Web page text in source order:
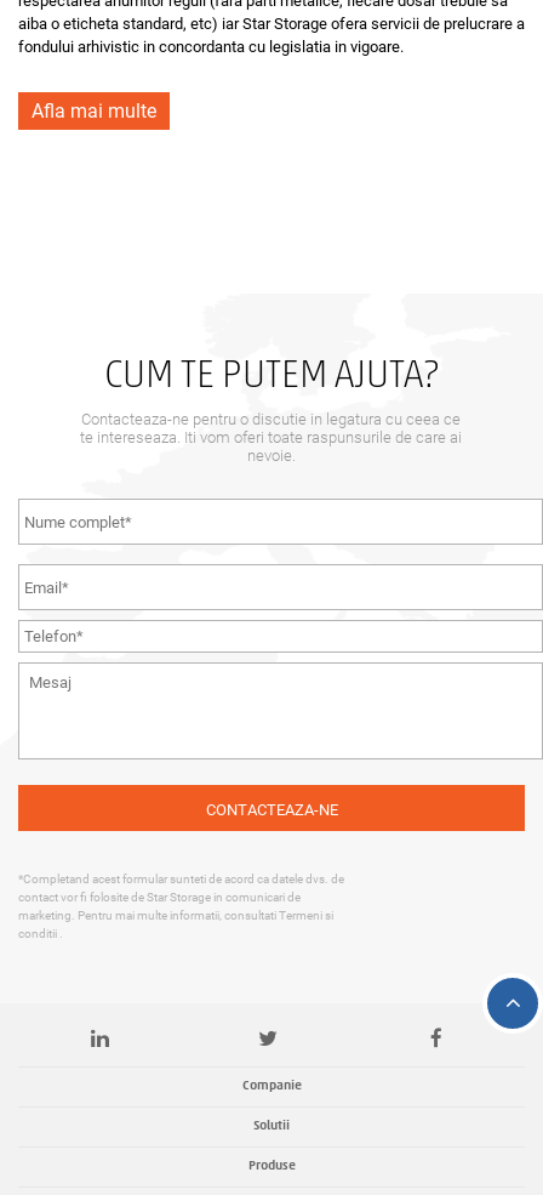
aiba o eticheta standard, etc) iar Star Storage ofera servicii de prelucrare a
fondului arhivistic in concordanta cu legislatia in vigoare.
Afla mai multe
CUM TE PUTEM AJUTA?
Contacteaza-ne pentru o discutie in legatura cu ceea ce
te intereseaza. Iti vom oferi toate raspunsurile de care ai
nevoie.
*Completand acest formular sunteti de acord ca datele dvs. de
contact vor fi folosite de Star Storage in comunicari de
marketing. Pentru mai multe informatii, consultatiTermeni si
conditii .
Companie
Solutii
Produse